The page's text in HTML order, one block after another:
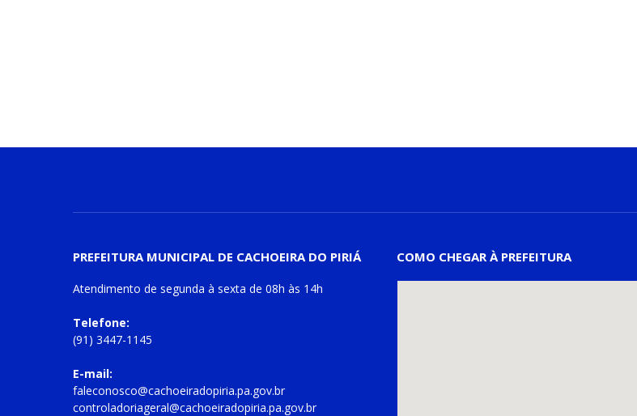
PREFEITURA MUNICIPAL DE CACHOEIRA DO PIRIÁ
Atendimento de segunda à sexta de 08h às 14h
Telefone:
(91) 3447-1145
E-mail:
faleconosco@cachoeiradopiria.pa.gov.br
controladoriageral@cachoeiradopiria.pa.gov.br
COMO CHEGAR À PREFEITURA